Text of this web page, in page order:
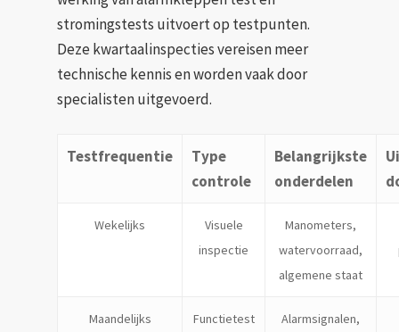
stromingstests uitvoert op testpunten.
Deze kwartaalinspecties vereisen meer
technische kennis en worden vaak door
specialisten uitgevoerd.
Testfrequentie
Type
controle
Belangrijkste
onderdelen
Wekelijks
Visuele
inspectie
Manometers,
watervoorraad,
algemene staat
Maandelijks Functietest
Alarmsignalen,